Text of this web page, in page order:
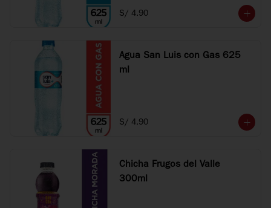
S/ 4.90
Agua San Luis con Gas 625
ml
S/ 4.90
Chicha Frugos del Valle
300ml